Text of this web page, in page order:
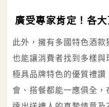
廣受專家肯定！各
此外，擁有多國特色酒款
也能讓消費者找到多樣
極具品牌特色的優質禮
會、搭餐都能一應俱全